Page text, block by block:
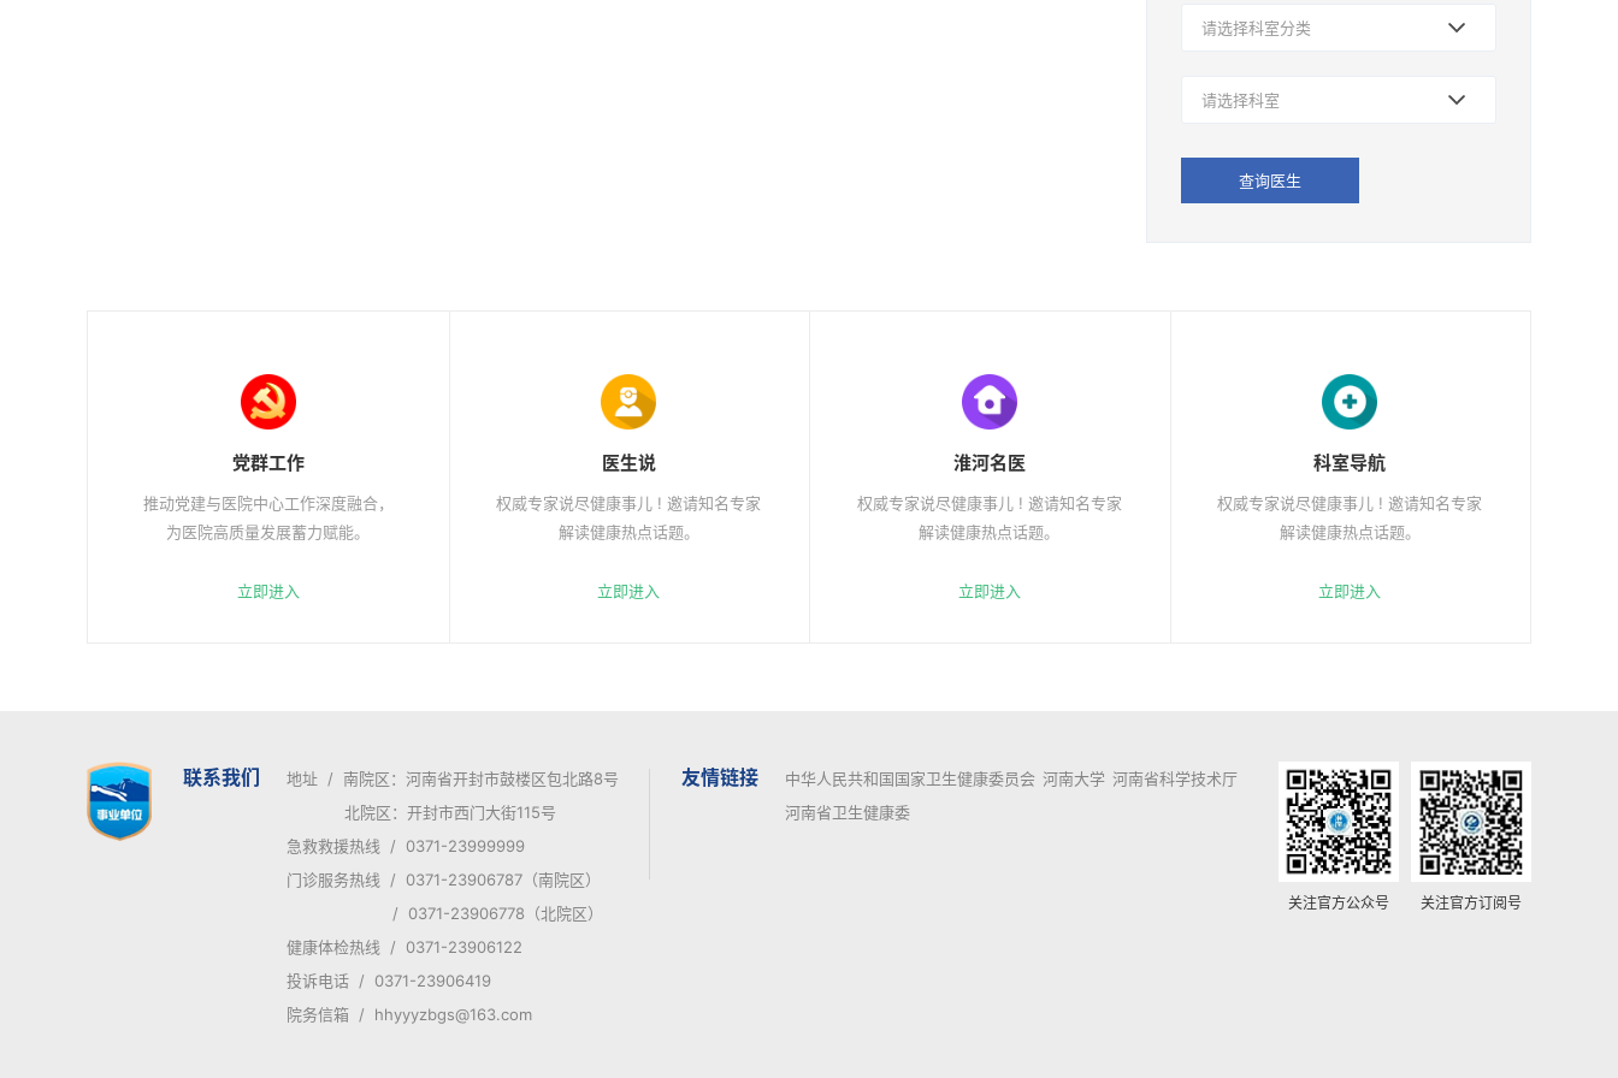
请选择科室分类
请选择科室
查询医生
党群工作
推动党建与医院中心工作深度融合，
为医院高质量发展蓄力赋能。
立即进入
医生说
权威专家说尽健康事儿 ! 邀请知名专家
解读健康热点话题。
立即进入
淮河名医
权威专家说尽健康事儿 ! 邀请知名专家
解读健康热点话题。
立即进入
科室导航
权威专家说尽健康事儿 ! 邀请知名专家
解读健康热点话题。
立即进入
联系我们
地址 / 南院区：河南省开封市鼓楼区包北路8号
北院区：开封市西门大街115号
急救救援热线 / 0371-23999999
门诊服务热线 / 0371-23906787（南院区）
/ 0371-23906778（北院区）
健康体检热线 / 0371-23906122
投诉电话 / 0371-23906419
院务信箱 / hhyyyzbgs@163.com
友情链接 中华人民共和国国家卫生健康委员会 河南大学 河南省科学技术厅
河南省卫生健康委
关注官方订阅号
关注官方公众号